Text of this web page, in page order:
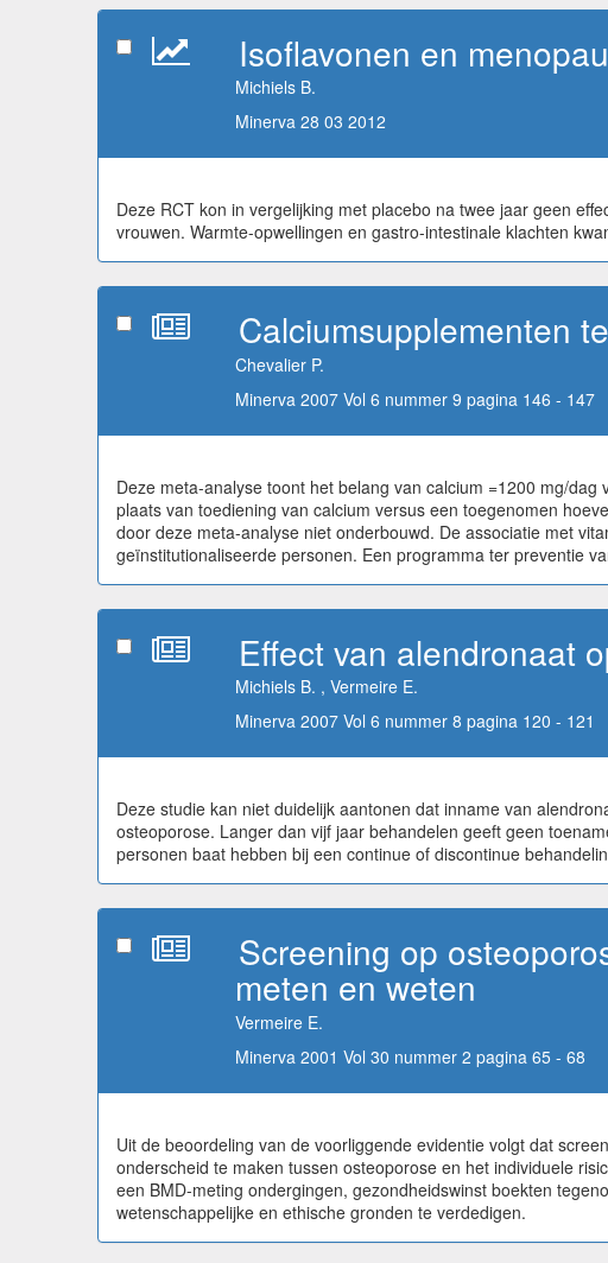
Isoflavonen en
Michiels B.
Minerva 28 03 2012
Deze RCT kon in vergelijking met placebo na twee jaar geen
vrouwen. Warmte-opwellingen en gastro-intestinale klachten
Calciumsupplementen
Chevalier P.
Minerva 2007 Vol 6 nummer 9 pagina 146 - 147
Deze meta-analyse toont het belang van calcium =1200 mg/
plaats van toediening van calcium versus een toegenomen
door deze meta-analyse niet onderbouwd. De associatie met
geïnstitutionaliseerde personen. Een programma ter preventie
Effect van alendronaat
Michiels B. , Vermeire E.
Minerva 2007 Vol 6 nummer 8 pagina 120 - 121
Deze studie kan niet duidelijk aantonen dat inname van
osteoporose. Langer dan vijf jaar behandelen geeft geen
personen baat hebben bij een continue of discontinue
Screening op
meten en weten
Vermeire E.
Minerva 2001 Vol 30 nummer 2 pagina 65 - 68
Uit de beoordeling van de voorliggende evidentie volgt dat
onderscheid te maken tussen osteoporose en het individuele
een BMD-meting ondergingen, gezondheidswinst boekten
wetenschappelijke en ethische gronden te verdedigen.